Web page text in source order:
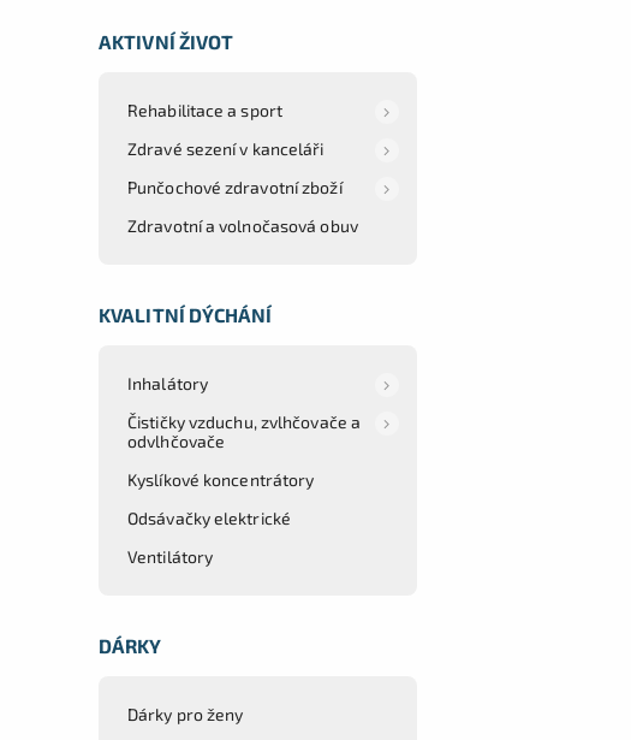
AKTIVNÍ ŽIVOT
Rehabilitace a sport
Zdravé sezení v kanceláři
Punčochové zdravotní zboží
Zdravotní a volnočasová obuv
KVALITNÍ DÝCHÁNÍ
Inhalátory
Čističky vzduchu, zvlhčovače a
odvlhčovače
Kyslíkové koncentrátory
Odsávačky elektrické
Ventilátory
DÁRKY
Dárky pro ženy